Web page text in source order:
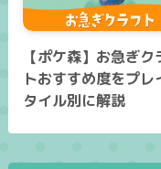
【ポケ森】お急ぎク
トおすすめ度をプレ
タイル別に解説